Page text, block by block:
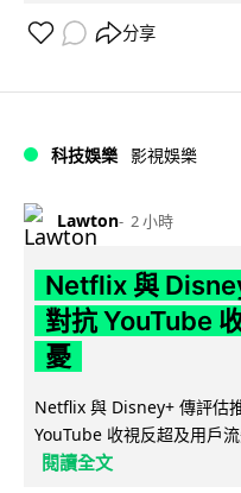
分享
科技娛樂 影視娛樂
Lawton 2 小時
Netflix 與
對抗 YouTube
憂
Netflix 與 Disney+ 傳評估
YouTube 收視反超及用戶
閱讀全文